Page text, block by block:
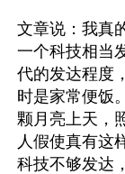
文章说：我真
一个科技相当
代的发达程度
时是家常便饭
颗月亮上天，
人假使真有这
科技不够发达